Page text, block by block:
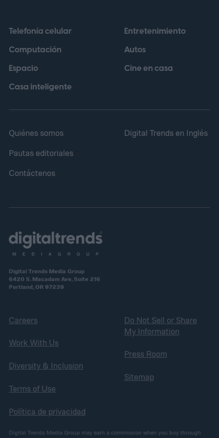
compatible con NFC, siempre que el
comercio acepte Google Pay como método
de cobro.
Telefonía celular
Computación
Espacio
Casa inteligente
Entretenimiento
Autos
Cine en casa
Quiénes somos
Pautas editoriales
Contáctenos
Digital Trends en Inglés
Digital Trends Media Group
6420 S. Macadam Ave, Suite 216
Portland, OR 97239
Careers
Work With Us
Diversity & Inclusion
Terms of Use
Política de privacidad
Do Not Sell or Share
My Information
Press Room
Sitemap
Digital Trends Media Group may earn a commission when you buy through